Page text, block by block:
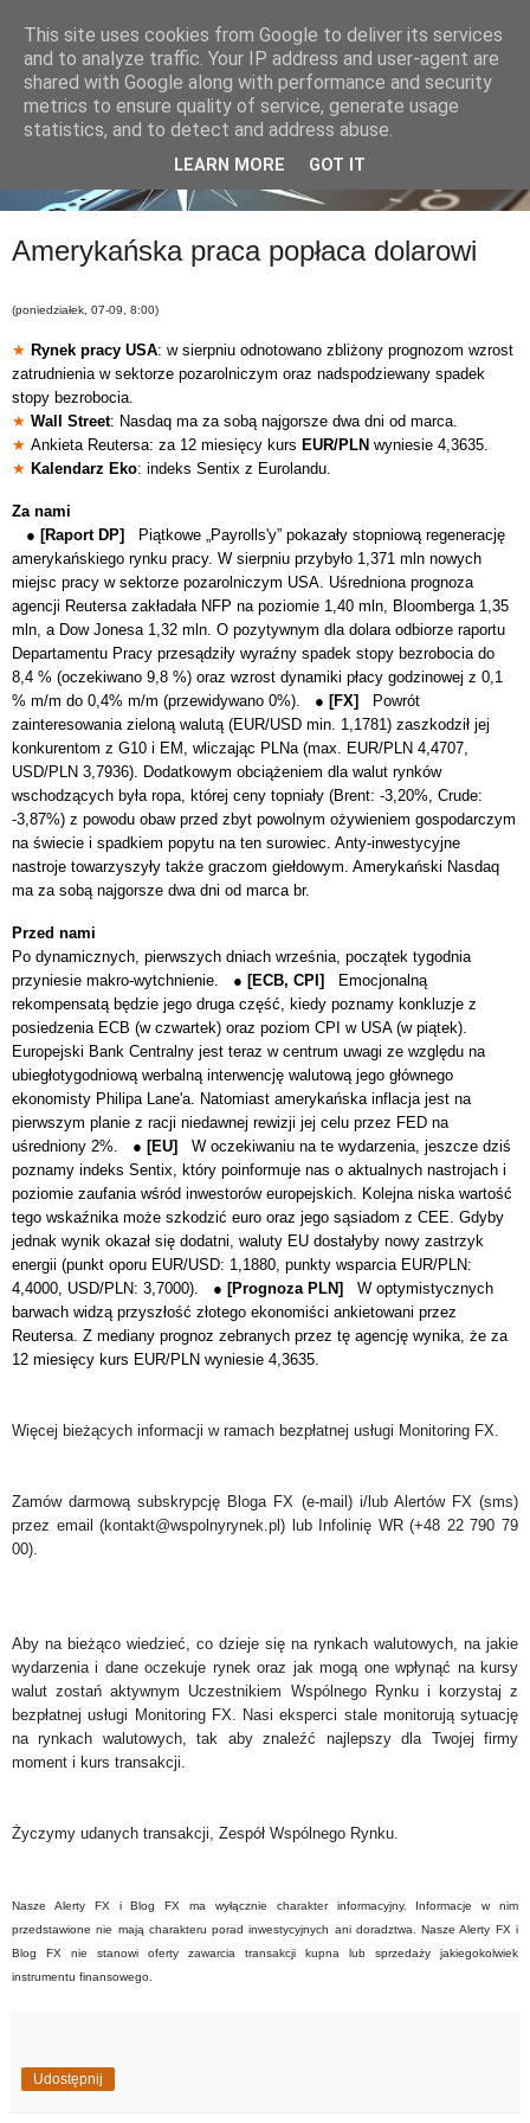
Amerykańska praca popłaca dolarowi
(poniedziałek, 07-09, 8:00)
★ Rynek pracy USA: w sierpniu odnotowano zbliżony prognozom wzrost
zatrudnienia w sektorze pozarolniczym oraz nadspodziewany spadek
stopy bezrobocia.
★ Wall Street: Nasdaq ma za sobą najgorsze dwa dni od marca.
★ Ankieta Reutersa: za 12 miesięcy kurs EUR/PLN wyniesie 4,3635.
★ Kalendarz Eko: indeks Sentix z Eurolandu.
Za nami
● [Raport DP]
Piątkowe „Payrolls'y” pokazały stopniową regenerację
amerykańskiego rynku pracy. W sierpniu przybyło 1,371 mln nowych
miejsc pracy w sektorze pozarolniczym USA. Uśredniona prognoza
agencji Reutersa zakładała NFP na poziomie 1,40 mln, Bloomberga 1,35
mln, a Dow Jonesa 1,32 mln. O pozytywnym dla dolara odbiorze raportu
Departamentu Pracy przesądziły wyraźny spadek stopy bezrobocia do
8,4 % (oczekiwano 9,8 %) oraz wzrost dynamiki płacy godzinowej z 0,1
% m/m do 0,4% m/m (przewidywano 0%). ● [FX]
Powrót
zainteresowania zieloną walutą (EUR/USD min. 1,1781) zaszkodził jej
konkurentom z G10 i EM, wliczając PLNa (max. EUR/PLN 4,4707,
USD/PLN 3,7936). Dodatkowym obciążeniem dla walut rynków
wschodzących była ropa, której ceny topniały (Brent: -3,20%, Crude:
-3,87%) z powodu obaw przed zbyt powolnym ożywieniem gospodarczym
na świecie i spadkiem popytu na ten surowiec. Anty-inwestycyjne
nastroje towarzyszyły także graczom giełdowym. Amerykański Nasdaq
ma za sobą najgorsze dwa dni od marca br.
Przed nami
Po dynamicznych, pierwszych dniach września, początek tygodnia
przyniesie makro-wytchnienie. ● [ECB, CPI]
Emocjonalną
rekompensatą będzie jego druga część, kiedy poznamy konkluzje z
posiedzenia ECB (w czwartek) oraz poziom CPI w USA (w piątek).
Europejski Bank Centralny jest teraz w centrum uwagi ze względu na
ubiegłotygodniową werbalną interwencję walutową jego głównego
ekonomisty Philipa Lane'a. Natomiast amerykańska inflacja jest na
pierwszym planie z racji niedawnej rewizji jej celu przez FED na
uśredniony 2%. ● [EU]
W oczekiwaniu na te wydarzenia, jeszcze dziś
poznamy indeks Sentix, który poinformuje nas o aktualnych nastrojach i
poziomie zaufania wśród inwestorów europejskich. Kolejna niska wartość
tego wskaźnika może szkodzić euro oraz jego sąsiadom z CEE. Gdyby
jednak wynik okazał się dodatni, waluty EU dostałyby nowy zastrzyk
energii (punkt oporu EUR/USD: 1,1880, punkty wsparcia EUR/PLN:
4,4000, USD/PLN: 3,7000). ● [Prognoza PLN]
W optymistycznych
barwach widzą przyszłość złotego ekonomiści ankietowani przez
Reutersa. Z mediany prognoz zebranych przez tę agencję wynika, że za
12 miesięcy kurs EUR/PLN wyniesie 4,3635.
Więcej bieżących informacji w ramach bezpłatnej usługi Monitoring FX.
Zamów darmową subskrypcję Bloga FX (e-mail) i/lub Alertów FX (sms)
przez email (kontakt@wspolnyrynek.pl) lub Infolinię WR (+48 22 790 79
00).
Aby na bieżąco wiedzieć, co dzieje się na rynkach walutowych, na jakie
wydarzenia i dane oczekuje rynek oraz jak mogą one wpłynąć na kursy
walut zostań aktywnym Uczestnikiem Wspólnego Rynku i korzystaj z
bezpłatnej usługi Monitoring FX. Nasi eksperci stale monitorują sytuację
na rynkach walutowych, tak aby znaleźć najlepszy dla Twojej firmy
moment i kurs transakcji.
Życzymy udanych transakcji, Zespół Wspólnego Rynku.
Nasze Alerty FX i Blog FX ma wyłącznie charakter informacyjny. Informacje w nim
przedstawione nie mają charakteru porad inwestycyjnych ani doradztwa. Nasze Alerty FX i
Blog FX nie stanowi oferty zawarcia transakcji kupna lub sprzedaży jakiegokolwiek
instrumentu finansowego.
Udostępnij
This site uses cookies from Google to deliver its services
and to analyze traffic. Your IP address and user-agent are
shared with Google along with performance and security
metrics to ensure quality of service, generate usage
statistics, and to detect and address abuse.
LEARN MORE GOT IT